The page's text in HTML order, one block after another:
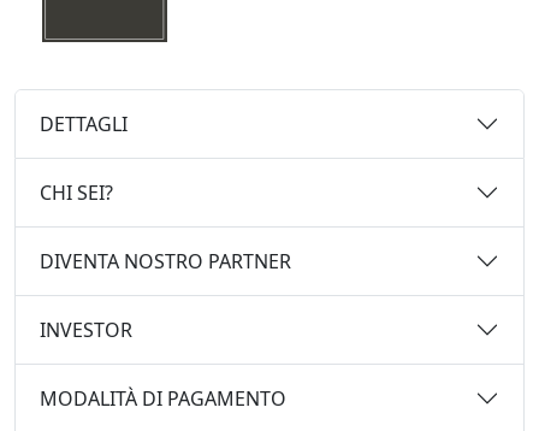
DETTAGLI
CHI SEI?
DIVENTA NOSTRO PARTNER
INVESTOR
MODALITÀ DI PAGAMENTO